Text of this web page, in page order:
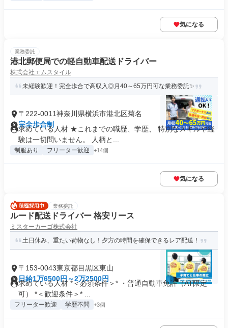
気になる
業務委託
港北郵便局での軽自動車配送ドライバー
株式会社エムスタイル
未経験歓迎！完全歩合で高収入◎月40～65万円可な業務委託✨
〒222-0011神奈川県横浜市港北区菊名
完全歩合制
求めている人材 ★これまでの職歴、学歴、 特別なスキルや経
験は一切問いません。 人柄と...
制服あり フリーター歓迎 +14個
気になる
業務委託
ルード配送ドライバー 格安リース
ミスターカーゴ株式会社
土日休み、重たい荷物なし！夕方の時間を確保できるレア配送！
〒153-0043東京都目黒区東山
日給1万6500円～2万2500円
求めている人材 *＜必須条件＞* ・普通自動車免許（AT限定
可） *＜歓迎条件＞* ...
フリーター歓迎 学歴不問 +3個